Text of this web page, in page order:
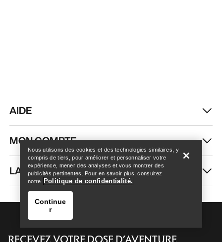
Help
AIDE
MON COMPTE
LAVAGE ET RÉPARATION
Nous utilisons des cookies et des technologies similaires, y
compris de tiers, pour améliorer et personnaliser votre
expérience, mener des analyses et vous montrer des
publicités pertinentes. Pour en savoir plus, consultez
notre
Politique de confidentialité.
Continue
r